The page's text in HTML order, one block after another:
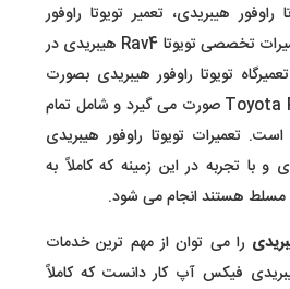
راوفور هیبریدی، تعمیر تویوتا راوفور
هیبریدی می باشد که تعمیرات تخصصی تویوتا Rav4 هیبریدی در
تویوتا راوفور هیبریدی بصورت
کامل برای Toyota Rav4 Hybrid صورت می گیرد و شامل تمام
تعمیرات تویوتا راوفور هیبریدی
و با تجربه در این زمینه که کاملاً به
مسلط هستند انجام می شود.
را می توان از مهم ترین خدمات
هیبریدی فیکس آپ کار دانست که کاملاً